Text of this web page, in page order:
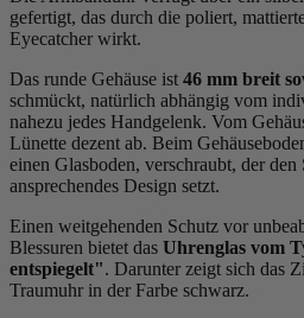
gefertigt, das durch die poliert, mattiert
Eyecatcher wirkt.
Das runde Gehäuse ist 46 mm breit
schmückt, natürlich abhängig vom
nahezu jedes Handgelenk. Vom
Lünette dezent ab. Beim
einen Glasboden, verschraubt, der
ansprechendes Design setzt.
Einen weitgehenden Schutz vor
Blessuren bietet das Uhrenglas vom
entspiegelt". Darunter zeigt sich das
Traumuhr in der Farbe schwarz.